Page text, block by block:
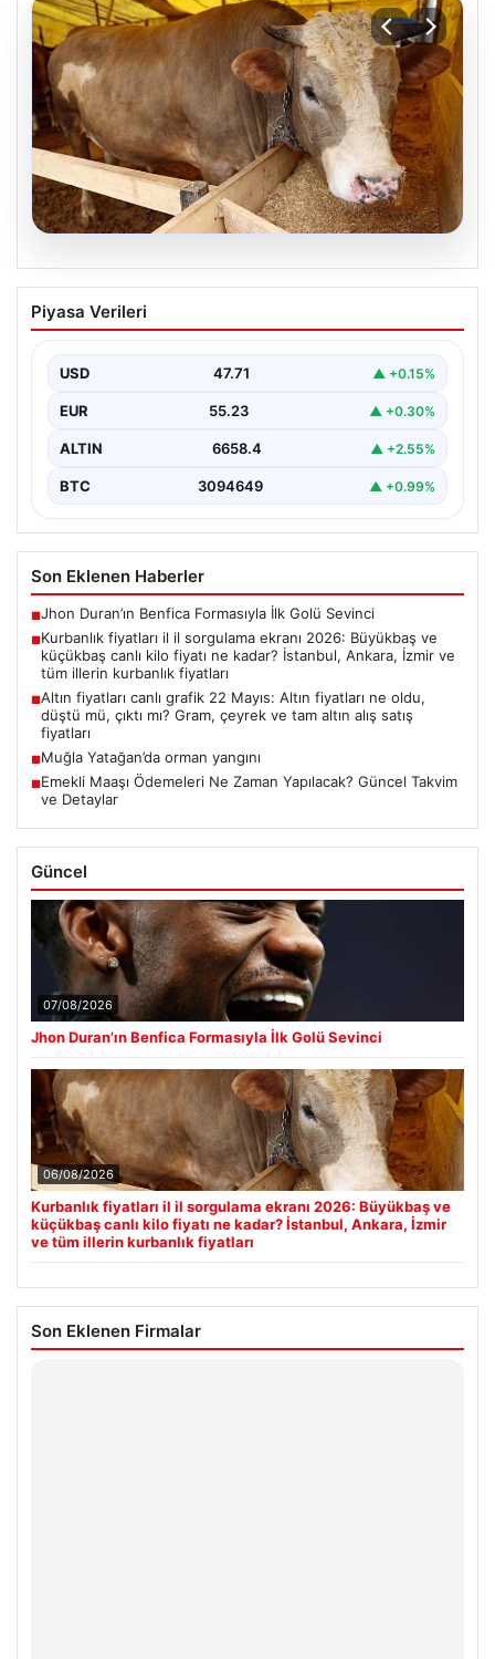
06.08.2026
Kurbanlık fiyatları il il sorgulama ekranı
2026: Büyükbaş ve küçükbaş canlı kilo
ve tüm illerin kurbanlık fiyatları
Piyasa Verileri
USD 47.71 ▲ +0.15%
EUR 55.23 ▲ +0.30%
ALTIN 6658.4 ▲ +2.55%
BTC 3094649 ▲ +0.99%
Son Eklenen Haberler
■Jhon Duran’ın Benfica Formasıyla İlk Golü Sevinci
■Kurbanlık fiyatları il il sorgulama ekranı 2026: Büyükbaş ve
küçükbaş canlı kilo fiyatı ne kadar? İstanbul, Ankara, İzmir ve
tüm illerin kurbanlık fiyatları
■Altın fiyatları canlı grafik 22 Mayıs: Altın fiyatları ne oldu,
düştü mü, çıktı mı? Gram, çeyrek ve tam altın alış satış
fiyatları
■Muğla Yatağan’da orman yangını
■Emekli Maaşı Ödemeleri Ne Zaman Yapılacak? Güncel Takvim
ve Detaylar
Güncel
07/08/2026
Jhon Duran’ın Benfica Formasıyla İlk Golü Sevinci
06/08/2026
Kurbanlık fiyatları il il sorgulama ekranı 2026: Büyükbaş ve
küçükbaş canlı kilo fiyatı ne kadar? İstanbul, Ankara, İzmir
ve tüm illerin kurbanlık fiyatları
Son Eklenen Firmalar